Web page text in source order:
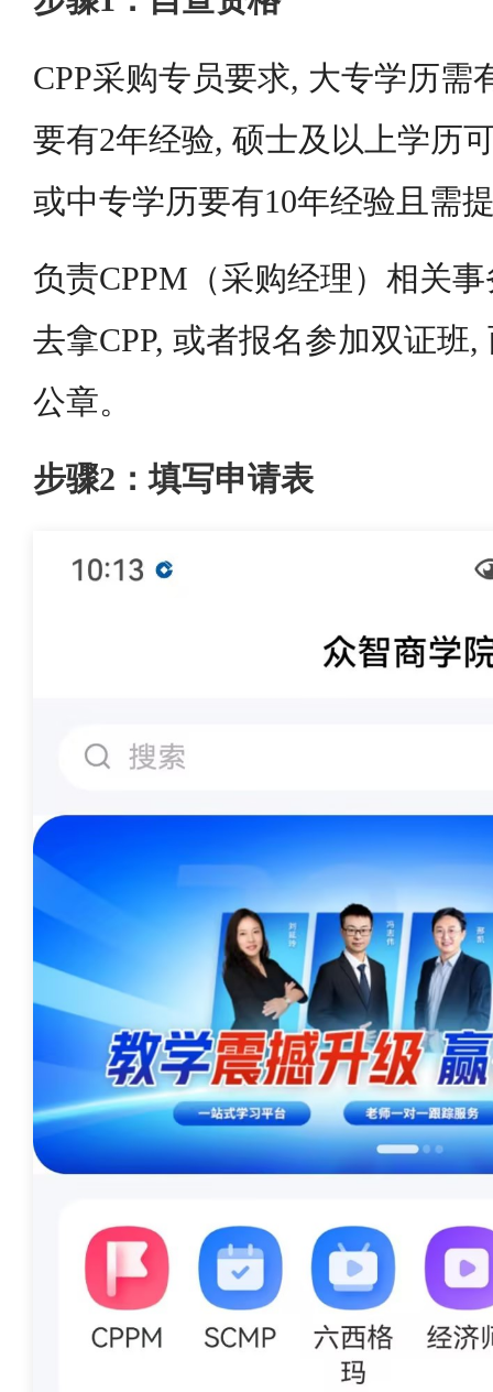
CPP采购专员要求, 大专学历需
要有2年经验, 硕士及以上学历
或中专学历要有10年经验且需
负责CPPM（采购经理）相关
去拿CPP, 或者报名参加双证班
公章。
步骤2：填写申请表